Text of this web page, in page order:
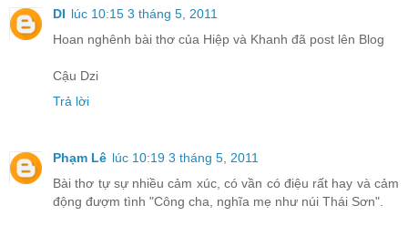
DI lúc 10:15 3 tháng 5, 2011
Hoan nghênh bài thơ của Hiệp và Khanh đã post lên Blog
Cậu Dzi
Trả lời
Phạm Lê lúc 10:19 3 tháng 5, 2011
Bài thơ tự sự nhiều cảm xúc, có vần có điệu rất hay và cảm
động đượm tình "Công cha, nghĩa mẹ như núi Thái Sơn".